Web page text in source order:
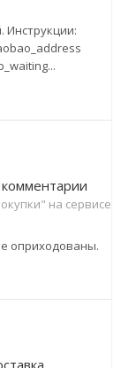
Инструкции:
на сервисе
оприходованы.